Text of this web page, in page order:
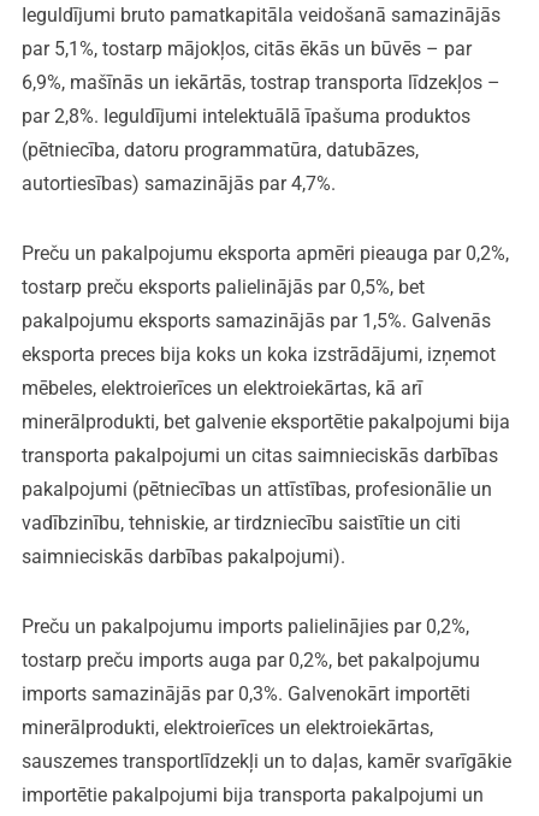
Ieguldījumi bruto pamatkapitāla veidošanā samazinājās
par 5,1%, tostarp mājokļos, citās ēkās un būvēs – par
6,9%, mašīnās un iekārtās, tostrap transporta līdzekļos –
par 2,8%. Ieguldījumi intelektuālā īpašuma produktos
(pētniecība, datoru programmatūra, datubāzes,
autortiesības) samazinājās par 4,7%.
Preču un pakalpojumu eksporta apmēri pieauga par 0,2%,
tostarp preču eksports palielinājās par 0,5%, bet
pakalpojumu eksports samazinājās par 1,5%. Galvenās
eksporta preces bija koks un koka izstrādājumi, izņemot
mēbeles, elektroierīces un elektroiekārtas, kā arī
minerālprodukti, bet galvenie eksportētie pakalpojumi bija
transporta pakalpojumi un citas saimnieciskās darbības
pakalpojumi (pētniecības un attīstības, profesionālie un
vadībzinību, tehniskie, ar tirdzniecību saistītie un citi
saimnieciskās darbības pakalpojumi).
Preču un pakalpojumu imports palielinājies par 0,2%,
tostarp preču imports auga par 0,2%, bet pakalpojumu
imports samazinājās par 0,3%. Galvenokārt importēti
minerālprodukti, elektroierīces un elektroiekārtas,
sauszemes transportlīdzekļi un to daļas, kamēr svarīgākie
importētie pakalpojumi bija transporta pakalpojumi un